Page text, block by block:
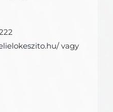
vagy